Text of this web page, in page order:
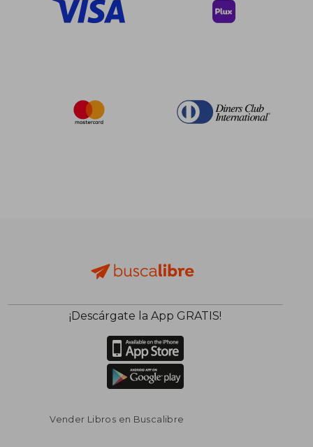
¡Descárgate la App GRATIS!
Vender Libros en Buscalibre